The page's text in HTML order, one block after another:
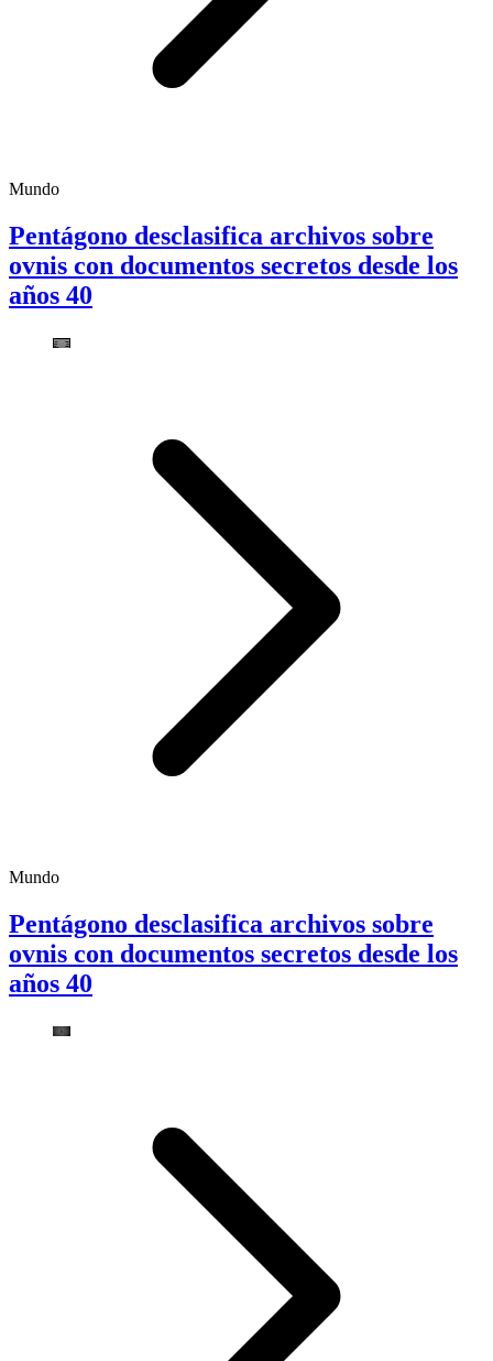
Mundo
Pentágono desclasifica archivos sobre
ovnis con documentos secretos desde los
años 40
Mundo
Pentágono desclasifica archivos sobre
ovnis con documentos secretos desde los
años 40